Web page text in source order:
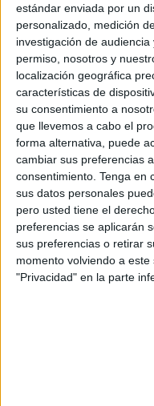
estándar enviada por un
personalizado, medición
investigación de audiencia
permiso, nosotros y
localización geográfica
características de
su consentimiento a
que llevemos a cabo el
forma alternativa, puede
cambiar sus preferencias
consentimiento. Tenga en
sus datos personales
pero usted tiene el
preferencias se aplicarán
sus preferencias o retirar
momento volviendo a
"Privacidad" en la parte
14 DE FEBRERO DE 2017
El jurado de la
Effectivenes
agencias de todo
La categoría
el vínculo entre la
y aquella que es
de las que más
su creación. En esta
Cannes Lions ha
Jonathan
categoría. El jurado